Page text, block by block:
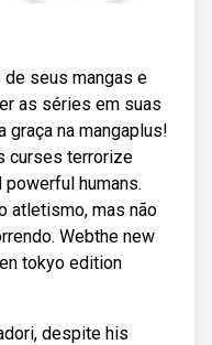
seus mangas e
as séries em suas
na mangaplus!
curses terrorize
humans.
atletismo, mas não
Webthe new
tokyo edition
despite his